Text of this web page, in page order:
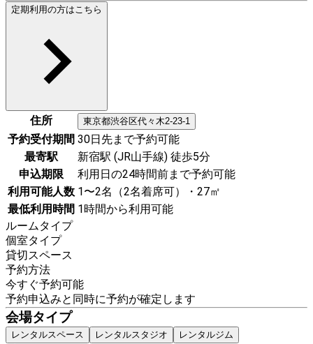
定期利用の方はこちら
住所 東京都渋谷区代々木2-23-1
予約受付期間 30日先まで予約可能
最寄駅
新宿駅 (JR山手線) 徒歩5分
申込期限
利用日の24時間前まで予約可能
利用可能人数 1〜2名（2名着席可）・27㎡
最低利用時間 1時間から利用可能
ルームタイプ
個室タイプ
貸切スペース
予約方法
今すぐ予約可能
予約申込みと同時に予約が確定します
会場タイプ
レンタルスペース レンタルスタジオ レンタルジム